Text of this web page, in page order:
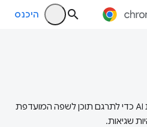
היכנס
‫Google משתמשת בטכנולוגיית AI כדי לתרגם תוכן לשפה המועדפת
שגיאות.